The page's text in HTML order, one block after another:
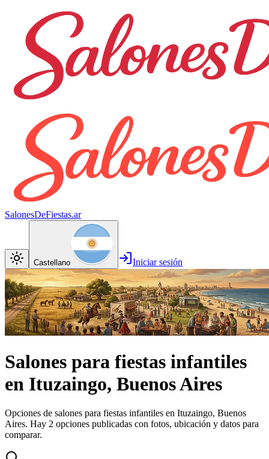
SalonesDeFiestas.ar
Castellano Iniciar sesión
Salones para fiestas infantiles
en Ituzaingo, Buenos Aires
Opciones de salones para fiestas infantiles en Ituzaingo, Buenos
Aires. Hay 2 opciones publicadas con fotos, ubicación y datos para
comparar.